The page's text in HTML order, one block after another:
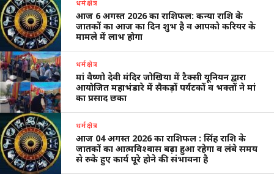
धर्मक्षेत्र
आज 6 अगस्त 2026 का राशिफल: कन्या राशि के
जातकों का आज का दिन शुभ है व आपको करियर के
मामले में लाभ होगा
धर्मक्षेत्र
मां वैष्णो देवी मंदिर जोखिया में टैक्सी यूनियन द्वारा
आयोजित महाभंडारे में सैकड़ों पर्यटकों व भक्तों ने मां
का प्रसाद छका
धर्मक्षेत्र
आज 04 अगस्त 2026 का राशिफल : सिंह राशि के
जातकों का आत्मविश्वास बढ़ा हुआ रहेगा व लंबे समय
से रुके हुए कार्य पूरे होने की संभावना है